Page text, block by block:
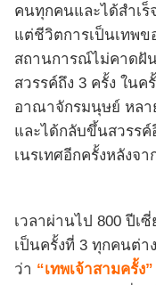
คนทุกคนและได้สำเร็
แต่ชีวิตการเป็นเทพข
สถานการณ์ไม่คาดฝั
สวรรค์ถึง 3 ครั้ง ในค
อาณาจักรมนุษย์ หล
และได้กลับขึ้นสวรรค์
เนรเทศอีกครั้งหลังจ
เวลาผ่านไป 800 ปีเ
เป็นครั้งที่ 3 ทุกคนต่า
ว่า “เทพเจ้าสามครั้ง”